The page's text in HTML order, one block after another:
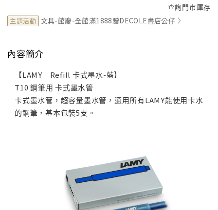
查詢門市庫存
主題活動 文具-館慶-全館滿1888贈DECOLE書店公仔
內容簡介
【LAMY｜Refill 卡式墨水-藍】
T10 鋼筆用 卡式墨水管
卡式墨水管，超容量墨水管，適用所有LAMY能使用卡水
的鋼筆，基本包裝5支。